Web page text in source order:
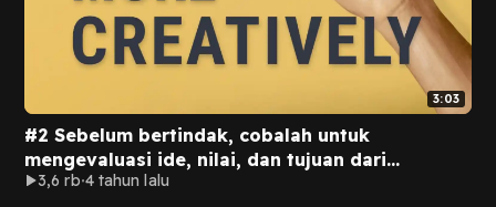
3:03
#2 Sebelum bertindak, cobalah untuk
mengevaluasi ide, nilai, dan tujuan dari
tindakanmu.
3,6 rb 4 tahun lalu